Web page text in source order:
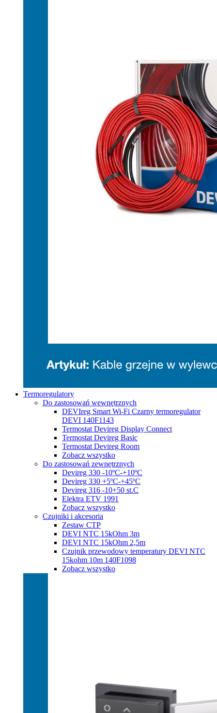
Termoregulatory
Do zastosowań wewnętrznych
DEVIreg Smart Wi-Fi Czarny termoregulator
DEVI 140F1143
Termostat Devireg Display Connect
Termostat Devireg Basic
Termostat Devireg Room
Zobacz wszystko
Do zastosowań zewnętrznych
Devireg 330 -10ºC-+10ºC
Devireg 330 +5ºC-+45ºC
Devireg 316 -10+50 st.C
Elektra ETV 1991
Zobacz wszystko
Czujniki i akcesoria
Zestaw CTP
DEVI NTC 15kOhm 3m
DEVI NTC 15kOhm 2,5m
Czujnik przewodowy temperatury DEVI NTC
15kohm 10m 140F1098
Zobacz wszystko